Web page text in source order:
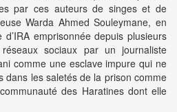
par ces auteurs de singes et de
Warda Ahmed Souleymane, en
emprisonnée depuis plusieurs
sociaux par un journaliste
comme une esclave impure qui ne
dans les saletés de la prison comme
des Haratines dont elle